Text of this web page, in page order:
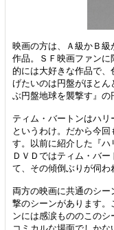
映画の方は、Ａ級かＢ
作品。ＳＦ映画ファンに
的には大好きな作品で
げたいのは円盤がほと
ぶ円盤地球を襲撃す』の
ティム・バートンはハ
というわけ。だから今
す。以前に紹介した『
ＤＶＤではティム・バ
て、その傾倒ぶりが伺わ
両方の映画に共通のシ
撃のシーンがあります
ンには感涙もののこの